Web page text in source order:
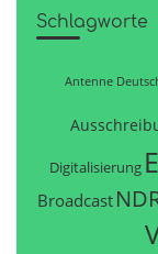
Schlagworte
Antenne
Digitalisierung
Broadcast